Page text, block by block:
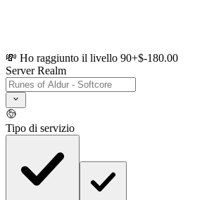
💸 Ho raggiunto il livello 90+$-180.00
Server Realm
Tipo di servizio